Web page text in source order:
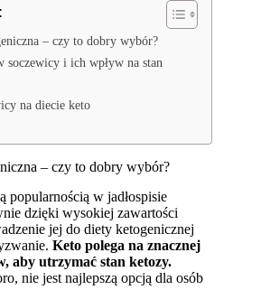
– czy to dobry wybór?
soczewicy i ich wpływ na stan
na diecie keto
– czy to dobry wybór?
popularnością w jadłospisie
dzięki wysokiej zawartości
jej do diety ketogenicznej
Keto polega na znacznej
aby utrzymać stan ketozy.
nie jest najlepszą opcją dla osób